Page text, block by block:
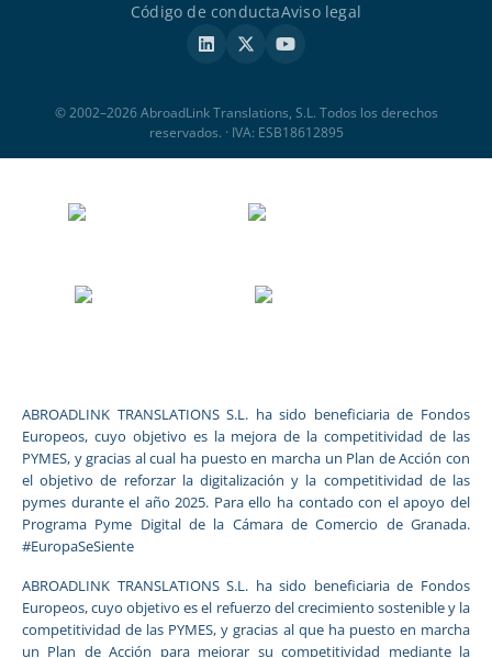
Código de conductaAviso legal
© 2002–2026 AbroadLink Translations, S.L. Todos los derechos
reservados. · IVA: ESB18612895
ABROADLINK TRANSLATIONS S.L. ha sido beneficiaria de Fondos
Europeos, cuyo objetivo es la mejora de la competitividad de las
PYMES, y gracias al cual ha puesto en marcha un Plan de Acción con
el objetivo de reforzar la digitalización y la competitividad de las
pymes durante el año 2025. Para ello ha contado con el apoyo del
Programa Pyme Digital de la Cámara de Comercio de Granada.
#EuropaSeSiente
ABROADLINK TRANSLATIONS S.L. ha sido beneficiaria de Fondos
Europeos, cuyo objetivo es el refuerzo del crecimiento sostenible y la
competitividad de las PYMES, y gracias al que ha puesto en marcha
un Plan de Acción para mejorar su competitividad mediante la